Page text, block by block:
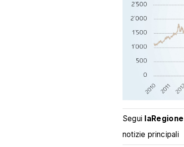
Segui laRegione
notizie principali